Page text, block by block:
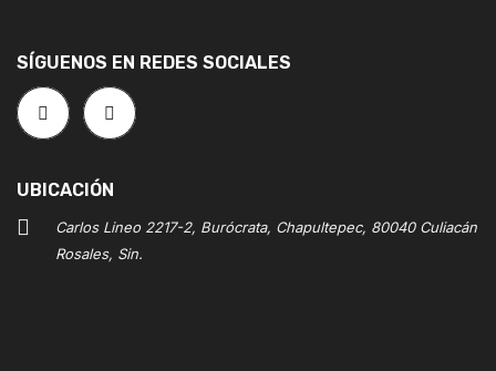
SÍGUENOS EN REDES SOCIALES
UBICACIÓN
Carlos Lineo 2217-2, Burócrata, Chapultepec, 80040 Culiacán
Rosales, Sin.